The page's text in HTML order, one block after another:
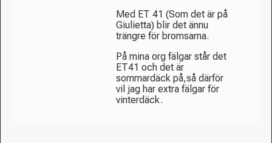
Med ET 41 (Som det är på
Giulietta) blir det ännu
trängre för bromsarna.
På mina org fälgar står det
ET41 och det är
sommardäck på,så därför
vil jag har extra fälgar för
vinterdäck.